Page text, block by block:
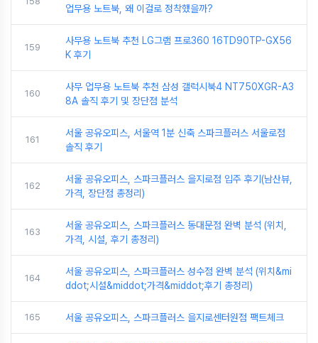
업무용 노트북, 왜 이걸로 정착했을까?
159
사무용 노트북 추천 LG그램 프로360 16TD90TP-GX56
K 후기
160
사무 업무용 노트북 추천 삼성 갤럭시북4 NT750XGR-A3
8A 솔직 후기 및 장단점 분석
161
서울 공유오피스, 서울역 1분 신축 스파크플러스 서울로점
솔직 후기
162
서울 공유오피스, 스파크플러스 을지로점 입주 후기(남산뷰,
가격, 장단점 총정리)
163
서울 공유오피스, 스파크플러스 동대문점 완벽 분석 (위치,
가격, 시설, 후기 총정리)
164
서울 공유오피스, 스파크플러스 성수점 완벽 분석 (위치&mi
ddot;시설&middot;가격&middot;후기 총정리)
165 서울 공유오피스, 스파크플러스 을지로센터원점 팩트체크